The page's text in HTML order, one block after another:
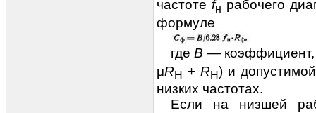
частоте fн рабочего
формуле
гдеВ —
μRН + RН) и
низких частотах.
Если на низшей